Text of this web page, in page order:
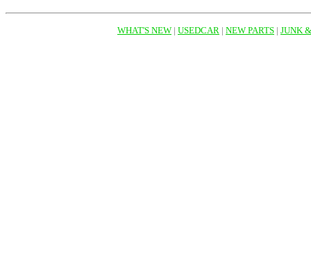
WHAT'S NEW | USEDCAR | NEW PARTS | JUNK